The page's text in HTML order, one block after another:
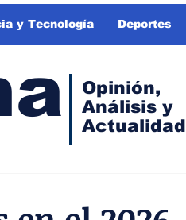
y Tecnología Deportes
Opinión,
Análisis y
Actualidad